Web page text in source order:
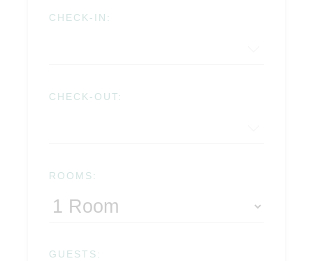
CHECK-IN:
CHECK-OUT:
ROOMS:
GUESTS: